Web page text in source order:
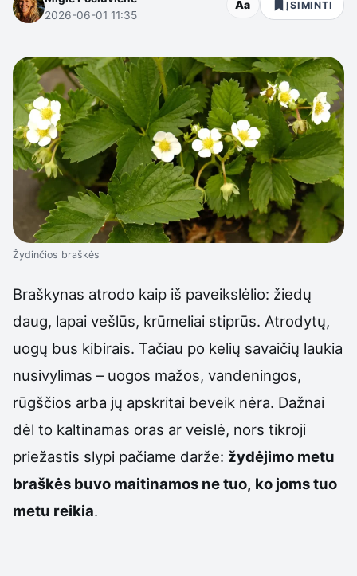
2026-06-01 11:35
Aa ĮSIMINTI
Žydinčios braškės
Braškynas atrodo kaip iš paveikslėlio: žiedų
daug, lapai vešlūs, krūmeliai stiprūs. Atrodytų,
uogų bus kibirais. Tačiau po kelių savaičių laukia
nusivylimas – uogos mažos, vandeningos,
rūgščios arba jų apskritai beveik nėra. Dažnai
dėl to kaltinamas oras ar veislė, nors tikroji
priežastis slypi pačiame darže: žydėjimo metu
braškės buvo maitinamos ne tuo, ko joms tuo
metu reikia.